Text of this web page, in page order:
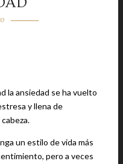
la ansiedad se ha vuelto
y llena de
un estilo de vida más
pero a veces